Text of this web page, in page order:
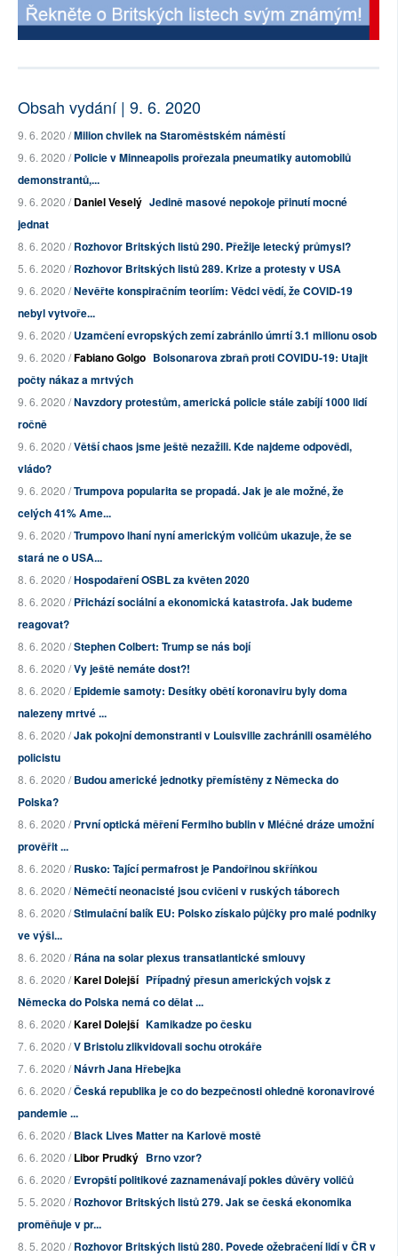
Obsah vydání | 9. 6. 2020
9. 6. 2020 /Milion chvilek na Staroměstském náměstí
9. 6. 2020 /Policie v Minneapolis prořezala pneumatiky automobilů
demonstrantů,...
9. 6. 2020 /Daniel Veselý Jedině masové nepokoje přinutí mocné
jednat
8. 6. 2020 /Rozhovor Britských listů 290. Přežije letecký průmysl?
5. 6. 2020 /Rozhovor Britských listů 289. Krize a protesty v USA
9. 6. 2020 /Nevěřte konspiračním teoriím: Vědci vědí, že COVID-19
nebyl vytvoře...
9. 6. 2020 /Uzamčení evropských zemí zabránilo úmrtí 3.1 milionu osob
9. 6. 2020 /Fabiano Golgo Bolsonarova zbraň proti COVIDU-19: Utajit
počty nákaz a mrtvých
9. 6. 2020 /Navzdory protestům, americká policie stále zabíjí 1000 lidí
ročně
9. 6. 2020 /Větší chaos jsme ještě nezažili. Kde najdeme odpovědi,
vládo?
9. 6. 2020 /Trumpova popularita se propadá. Jak je ale možné, že
celých 41% Ame...
9. 6. 2020 /Trumpovo lhaní nyní americkým voličům ukazuje, že se
stará ne o USA...
8. 6. 2020 /Hospodaření OSBL za květen 2020
8. 6. 2020 /Přichází sociální a ekonomická katastrofa. Jak budeme
reagovat?
8. 6. 2020 /Stephen Colbert: Trump se nás bojí
8. 6. 2020 /Vy ještě nemáte dost?!
8. 6. 2020 /Epidemie samoty: Desítky obětí koronaviru byly doma
nalezeny mrtvé ...
8. 6. 2020 /Jak pokojní demonstranti v Louisville zachránili osamělého
policistu
8. 6. 2020 /Budou americké jednotky přemístěny z Německa do
Polska?
8. 6. 2020 /První optická měření Fermiho bublin v Mléčné dráze umožní
prověřit ...
8. 6. 2020 /Rusko: Tající permafrost je Pandořinou skříňkou
8. 6. 2020 /Němečtí neonacisté jsou cvičeni v ruských táborech
8. 6. 2020 /Stimulační balík EU: Polsko získalo půjčky pro malé podniky
ve výši...
8. 6. 2020 /Rána na solar plexus transatlantické smlouvy
8. 6. 2020 /Karel Dolejší Případný přesun amerických vojsk z
Německa do Polska nemá co dělat ...
8. 6. 2020 /Karel Dolejší Kamikadze po česku
7. 6. 2020 /V Bristolu zlikvidovali sochu otrokáře
7. 6. 2020 /Návrh Jana Hřebejka
6. 6. 2020 /Česká republika je co do bezpečnosti ohledně koronavirové
pandemie ...
6. 6. 2020 /Black Lives Matter na Karlově mostě
6. 6. 2020 /Libor Prudký Brno vzor?
6. 6. 2020 /Evropští politikové zaznamenávají pokles důvěry voličů
5. 5. 2020 /Rozhovor Britských listů 279. Jak se česká ekonomika
proměňuje v pr...
8. 5. 2020 /Rozhovor Britských listů 280. Povede ožebračení lidí v ČR v